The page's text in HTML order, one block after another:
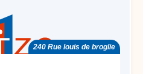
240 Rue louis de broglie